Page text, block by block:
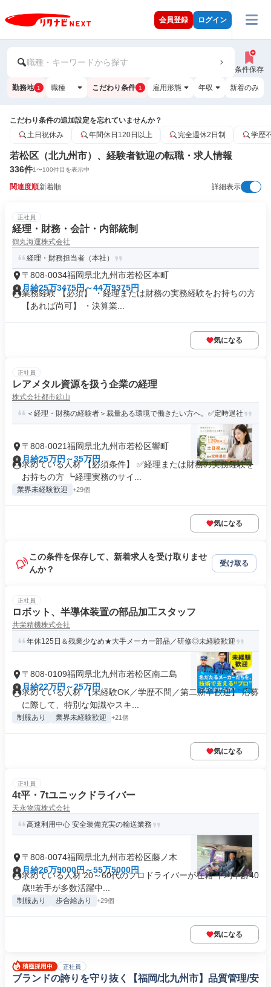
会員登録 ログイン
職種・キーワードから探す
条件保存
勤務地 1 職種 こだわり条件 1 雇用形態 年収 新着のみ
こだわり条件の追加設定を忘れていませんか？
土日祝休み
年間休日120日以上 完全週休2日制 学歴
若松区（北九州市）、経験者歓迎の転職・求人情報
336件1〜100件目を表示中
関連度順新着順 詳細表示
正社員
経理・財務・会計・内部統制
鶴丸海運株式会社
経理・財務担当者（本社）
〒808-0034福岡県北九州市若松区本町
月給25万3475円～44万9375円
業務経験 【必須】 ・経理または財務の実務経験をお持ちの方
【あれば尚可】 ・決算業...
気になる
正社員
レアメタル資源を扱う企業の経理
株式会社都市鉱山
＜経理・財務の経験者＞裁量ある環境で働きたい方へ。✅定時退社
〒808-0021福岡県北九州市若松区響町
月給25万円～35万円
求めている人材 【必須条件】 ✅経理または財務の実務経験を
お持ちの方 ┗経理実務のサイ...
業界未経験歓迎 +29個
気になる
この条件を保存して、新着求人を受け取りませ
んか？
受け取る
正社員
ロボット、半導体装置の部品加工スタッフ
共栄精機株式会社
年休125日＆残業少なめ★大手メーカー部品／研修◎未経験歓迎
〒808-0109福岡県北九州市若松区南二島
月給22万円～25万円
求めている人材 【未経験OK／学歴不問／第二新卒歓迎】 応募
に際して、特別な知識やスキ...
制服あり 業界未経験歓迎 +21個
気になる
正社員
4t平・7tユニックドライバー
天永物流株式会社
高速利用中心 安全装備充実の輸送業務
〒808-0074福岡県北九州市若松区藤ノ木
月給26万9000円～55万5000円
求めている人材 20～60代のプロドライバーが在籍 平均年齢40
歳!!若手が多数活躍中...
制服あり 歩合給あり +29個
気になる
正社員
ブランドの誇りを守り抜く【福岡/北九州市】品質管理/安